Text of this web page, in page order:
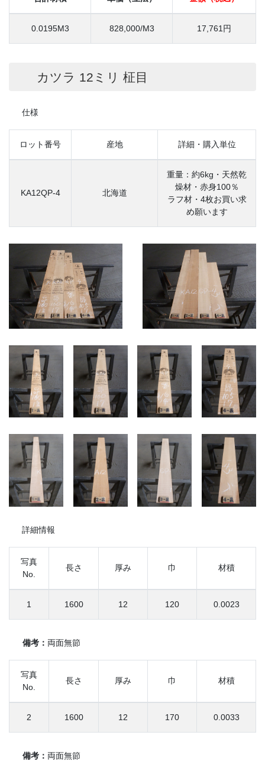
0.0195M3 828,000/M3 17,761円
カツラ 12ミリ 柾目
仕様
ロット番号 産地 詳細・購入単位
KA12QP-4 北海道
重量：約6kg・天然乾
燥材・赤身100％
ラフ材・4枚お買い求
め願います
詳細情報
写真
No.
長さ 厚み 巾 材積
1 1600 12 120 0.0023
備考： 両面無節
写真
No.
長さ 厚み 巾 材積
2 1600 12 170 0.0033
備考： 両面無節